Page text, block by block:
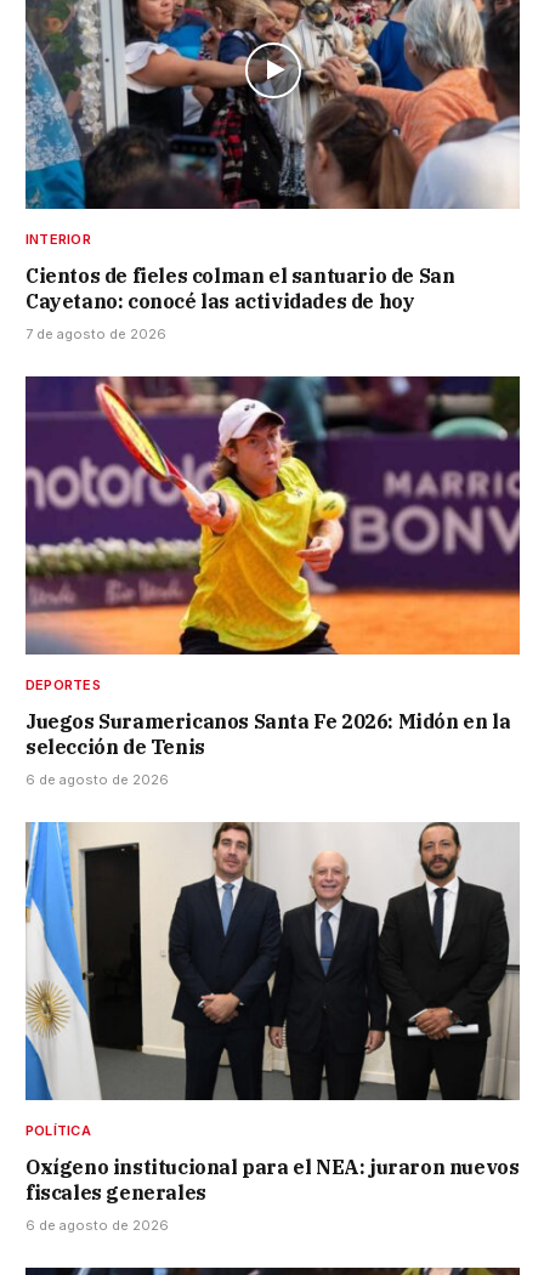
INTERIOR
Cientos de fieles colman el santuario de San
Cayetano: conocé las actividades de hoy
7 de agosto de 2026
DEPORTES
Juegos Suramericanos Santa Fe 2026: Midón en la
selección de Tenis
6 de agosto de 2026
POLÍTICA
Oxígeno institucional para el NEA: juraron nuevos
fiscales generales
6 de agosto de 2026